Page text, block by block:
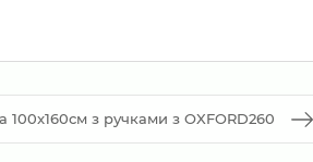
100x160см з ручками з OXFORD260